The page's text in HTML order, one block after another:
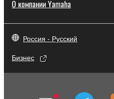
О компании Yamaha
Россия - Русский
Бизнес